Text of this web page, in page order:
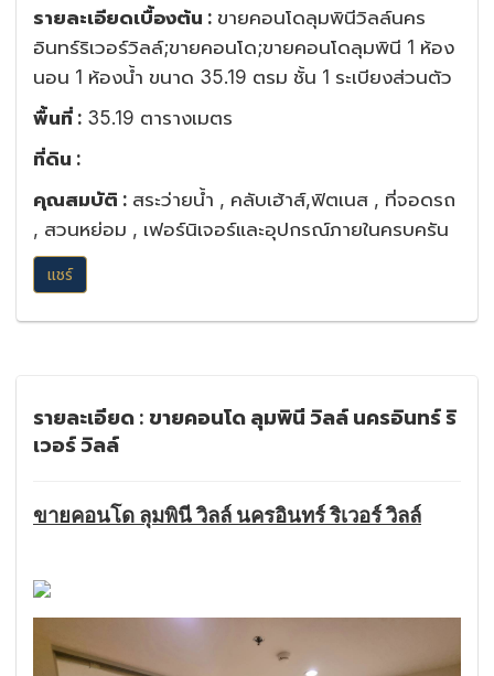
รายละเอียดเบื้องต้น : ขายคอนโดลุมพินีวิลล์นคร
อินทร์ริเวอร์วิลล์;ขายคอนโด;ขายคอนโดลุมพินี 1 ห้อง
นอน 1 ห้องน้ำ ขนาด 35.19 ตรม ชั้น 1 ระเบียงส่วนตัว
พื้นที่ : 35.19 ตารางเมตร
ที่ดิน :
คุณสมบัติ : สระว่ายน้ำ , คลับเฮ้าส์,ฟิตเนส , ที่จอดรถ
, สวนหย่อม , เฟอร์นิเจอร์และอุปกรณ์ภายในครบครัน
แชร์
รายละเอียด : ขายคอนโด ลุมพินี วิลล์ นครอินทร์ ริ
เวอร์ วิลล์
ขายคอนโด ลุมพินี วิลล์ นครอินทร์ ริเวอร์ วิลล์